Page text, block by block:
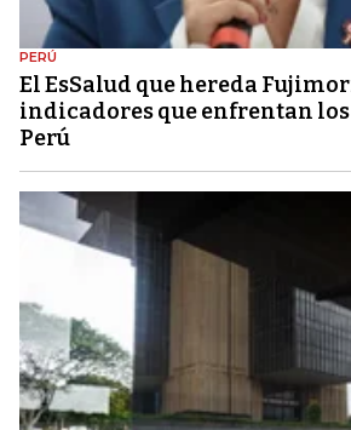
PERÚ
El EsSalud que hereda
indicadores que enfrentan
Perú